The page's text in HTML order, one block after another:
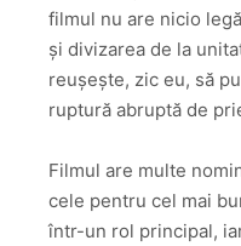
filmul nu are nicio
și divizarea de la
reușește, zic eu, să
ruptură abruptă de
Filmul are multe
cele pentru cel mai
într-un rol principal,